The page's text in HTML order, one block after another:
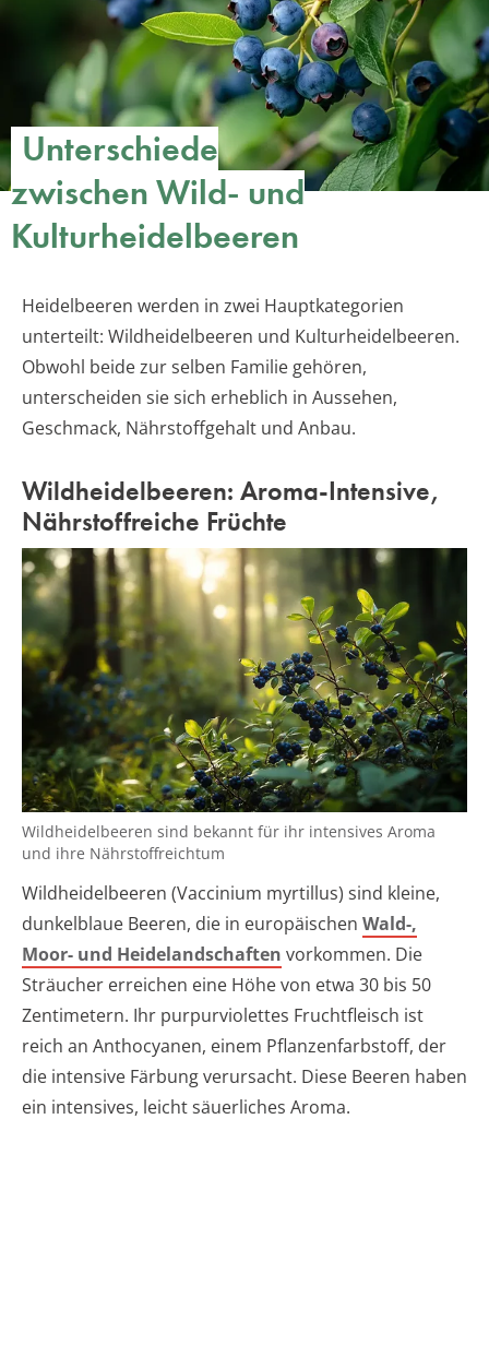
Unterschiede
zwischen Wild- und
Kulturheidelbeeren
Heidelbeeren werden in zwei Hauptkategorien
unterteilt: Wildheidelbeeren und Kulturheidelbeeren.
Obwohl beide zur selben Familie gehören,
unterscheiden sie sich erheblich in Aussehen,
Geschmack, Nährstoffgehalt und Anbau.
Wildheidelbeeren: Aroma-Intensive,
Nährstoffreiche Früchte
Wildheidelbeeren sind bekannt für ihr intensives Aroma
und ihre Nährstoffreichtum
Wildheidelbeeren (Vaccinium myrtillus) sind kleine,
dunkelblaue Beeren, die in europäischen Wald-,
Moor- und Heidelandschaften vorkommen. Die
Sträucher erreichen eine Höhe von etwa 30 bis 50
Zentimetern. Ihr purpurviolettes Fruchtfleisch ist
reich an Anthocyanen, einem Pflanzenfarbstoff, der
die intensive Färbung verursacht. Diese Beeren haben
ein intensives, leicht säuerliches Aroma.